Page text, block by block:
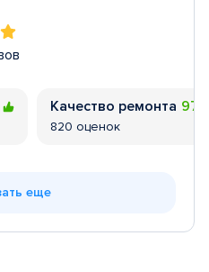
Качество ремонта
820 оценок
еще